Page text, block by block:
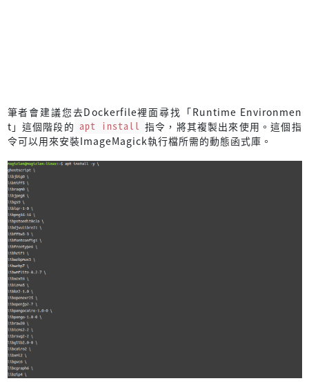
筆者會建議您去Dockerfile裡面尋找「Runtime Environmen
t」這個階段的 apt install 指令，將其複製出來使用。這個指
令可以用來安裝ImageMagick執行檔所需的動態函式庫。